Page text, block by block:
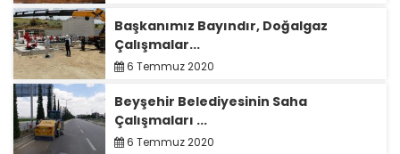
Başkanımız Bayındır, Doğalgaz
Çalışmalar...
6 Temmuz 2020
Beyşehir Belediyesinin Saha
Çalışmaları ...
6 Temmuz 2020